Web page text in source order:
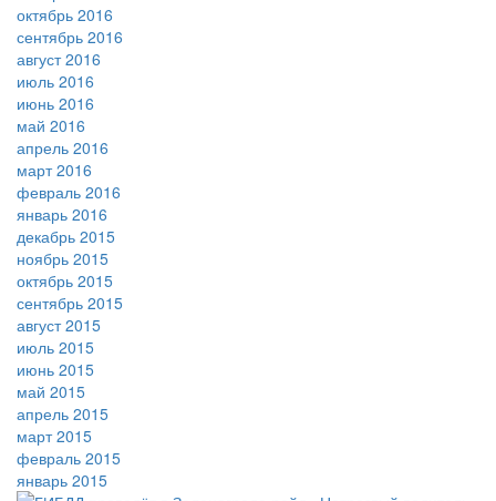
октябрь 2016
сентябрь 2016
август 2016
июль 2016
июнь 2016
май 2016
апрель 2016
март 2016
февраль 2016
январь 2016
декабрь 2015
ноябрь 2015
октябрь 2015
сентябрь 2015
август 2015
июль 2015
июнь 2015
май 2015
апрель 2015
март 2015
февраль 2015
январь 2015